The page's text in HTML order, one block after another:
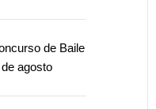
de Baile
agosto